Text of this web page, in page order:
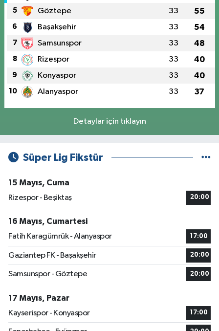
5 Göztepe 33 55
6 Başakşehir 33 54
7 Samsunspor 33 48
8 Rizespor 33 40
9 Konyaspor 33 40
10 Alanyaspor 33 37
Detaylar için tıklayın
Süper Lig Fikstür
15 Mayıs, Cuma
Rizespor - Beşiktaş
20:00
16 Mayıs, Cumartesi
Fatih Karagümrük - Alanyaspor
17:00
Gaziantep FK - Başakşehir 20:00
Samsunspor - Göztepe 20:00
17 Mayıs, Pazar
Kayserispor - Konyaspor
17:00